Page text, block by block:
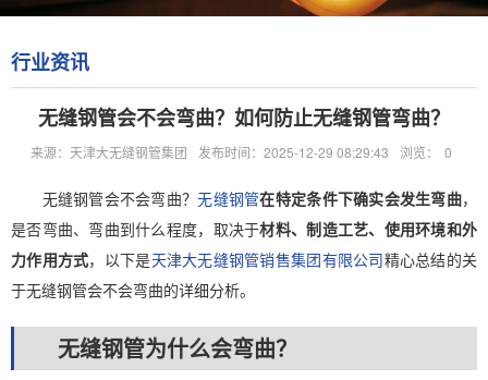
行业资讯
无缝钢管会不会弯曲？如何防止无缝钢管弯曲？
来源：天津大无缝钢管集团 发布时间：2025-12-29 08:29:43 浏览： 0
无缝钢管会不会弯曲？无缝钢管在特定条件下确实会发生弯曲，
是否弯曲、弯曲到什么程度，取决于材料、制造工艺、使用环境和外
力作用方式，以下是天津大无缝钢管销售集团有限公司精心总结的关
于无缝钢管会不会弯曲的详细分析。
无缝钢管为什么会弯曲？